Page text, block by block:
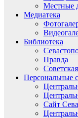
Местные
Медиатека
Библиотека
Правда
Персональные
Сайт